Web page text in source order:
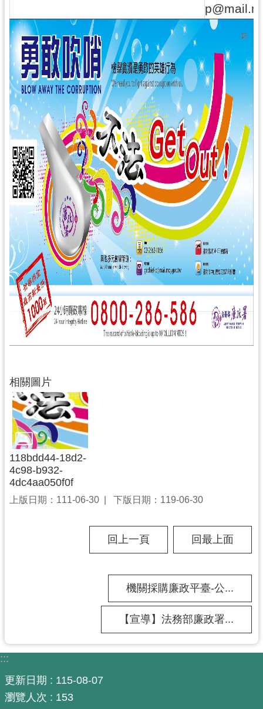
平
臺
政
府
資
訊
公
開
機
關
通
訊
錄
回
首
頁
網
政
信
箱
桃
園
市
入
口
網
安
政
策
相關圖片
118bdd44-18d2-
4c98-b932-
4dc4aa050f0f
上版日期：111-06-30 下版日期：119-06-30
回上一頁 回最上面
機關採購廉政平臺-公...
【宣導】法務部廉政署...
:::
更新日期
115-08-07
瀏覽人次
153